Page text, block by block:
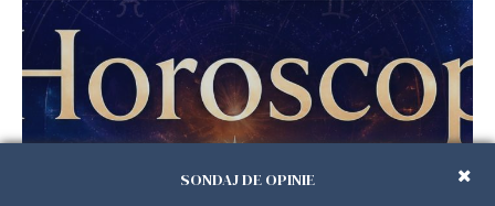
SONDAJ DE OPINIE